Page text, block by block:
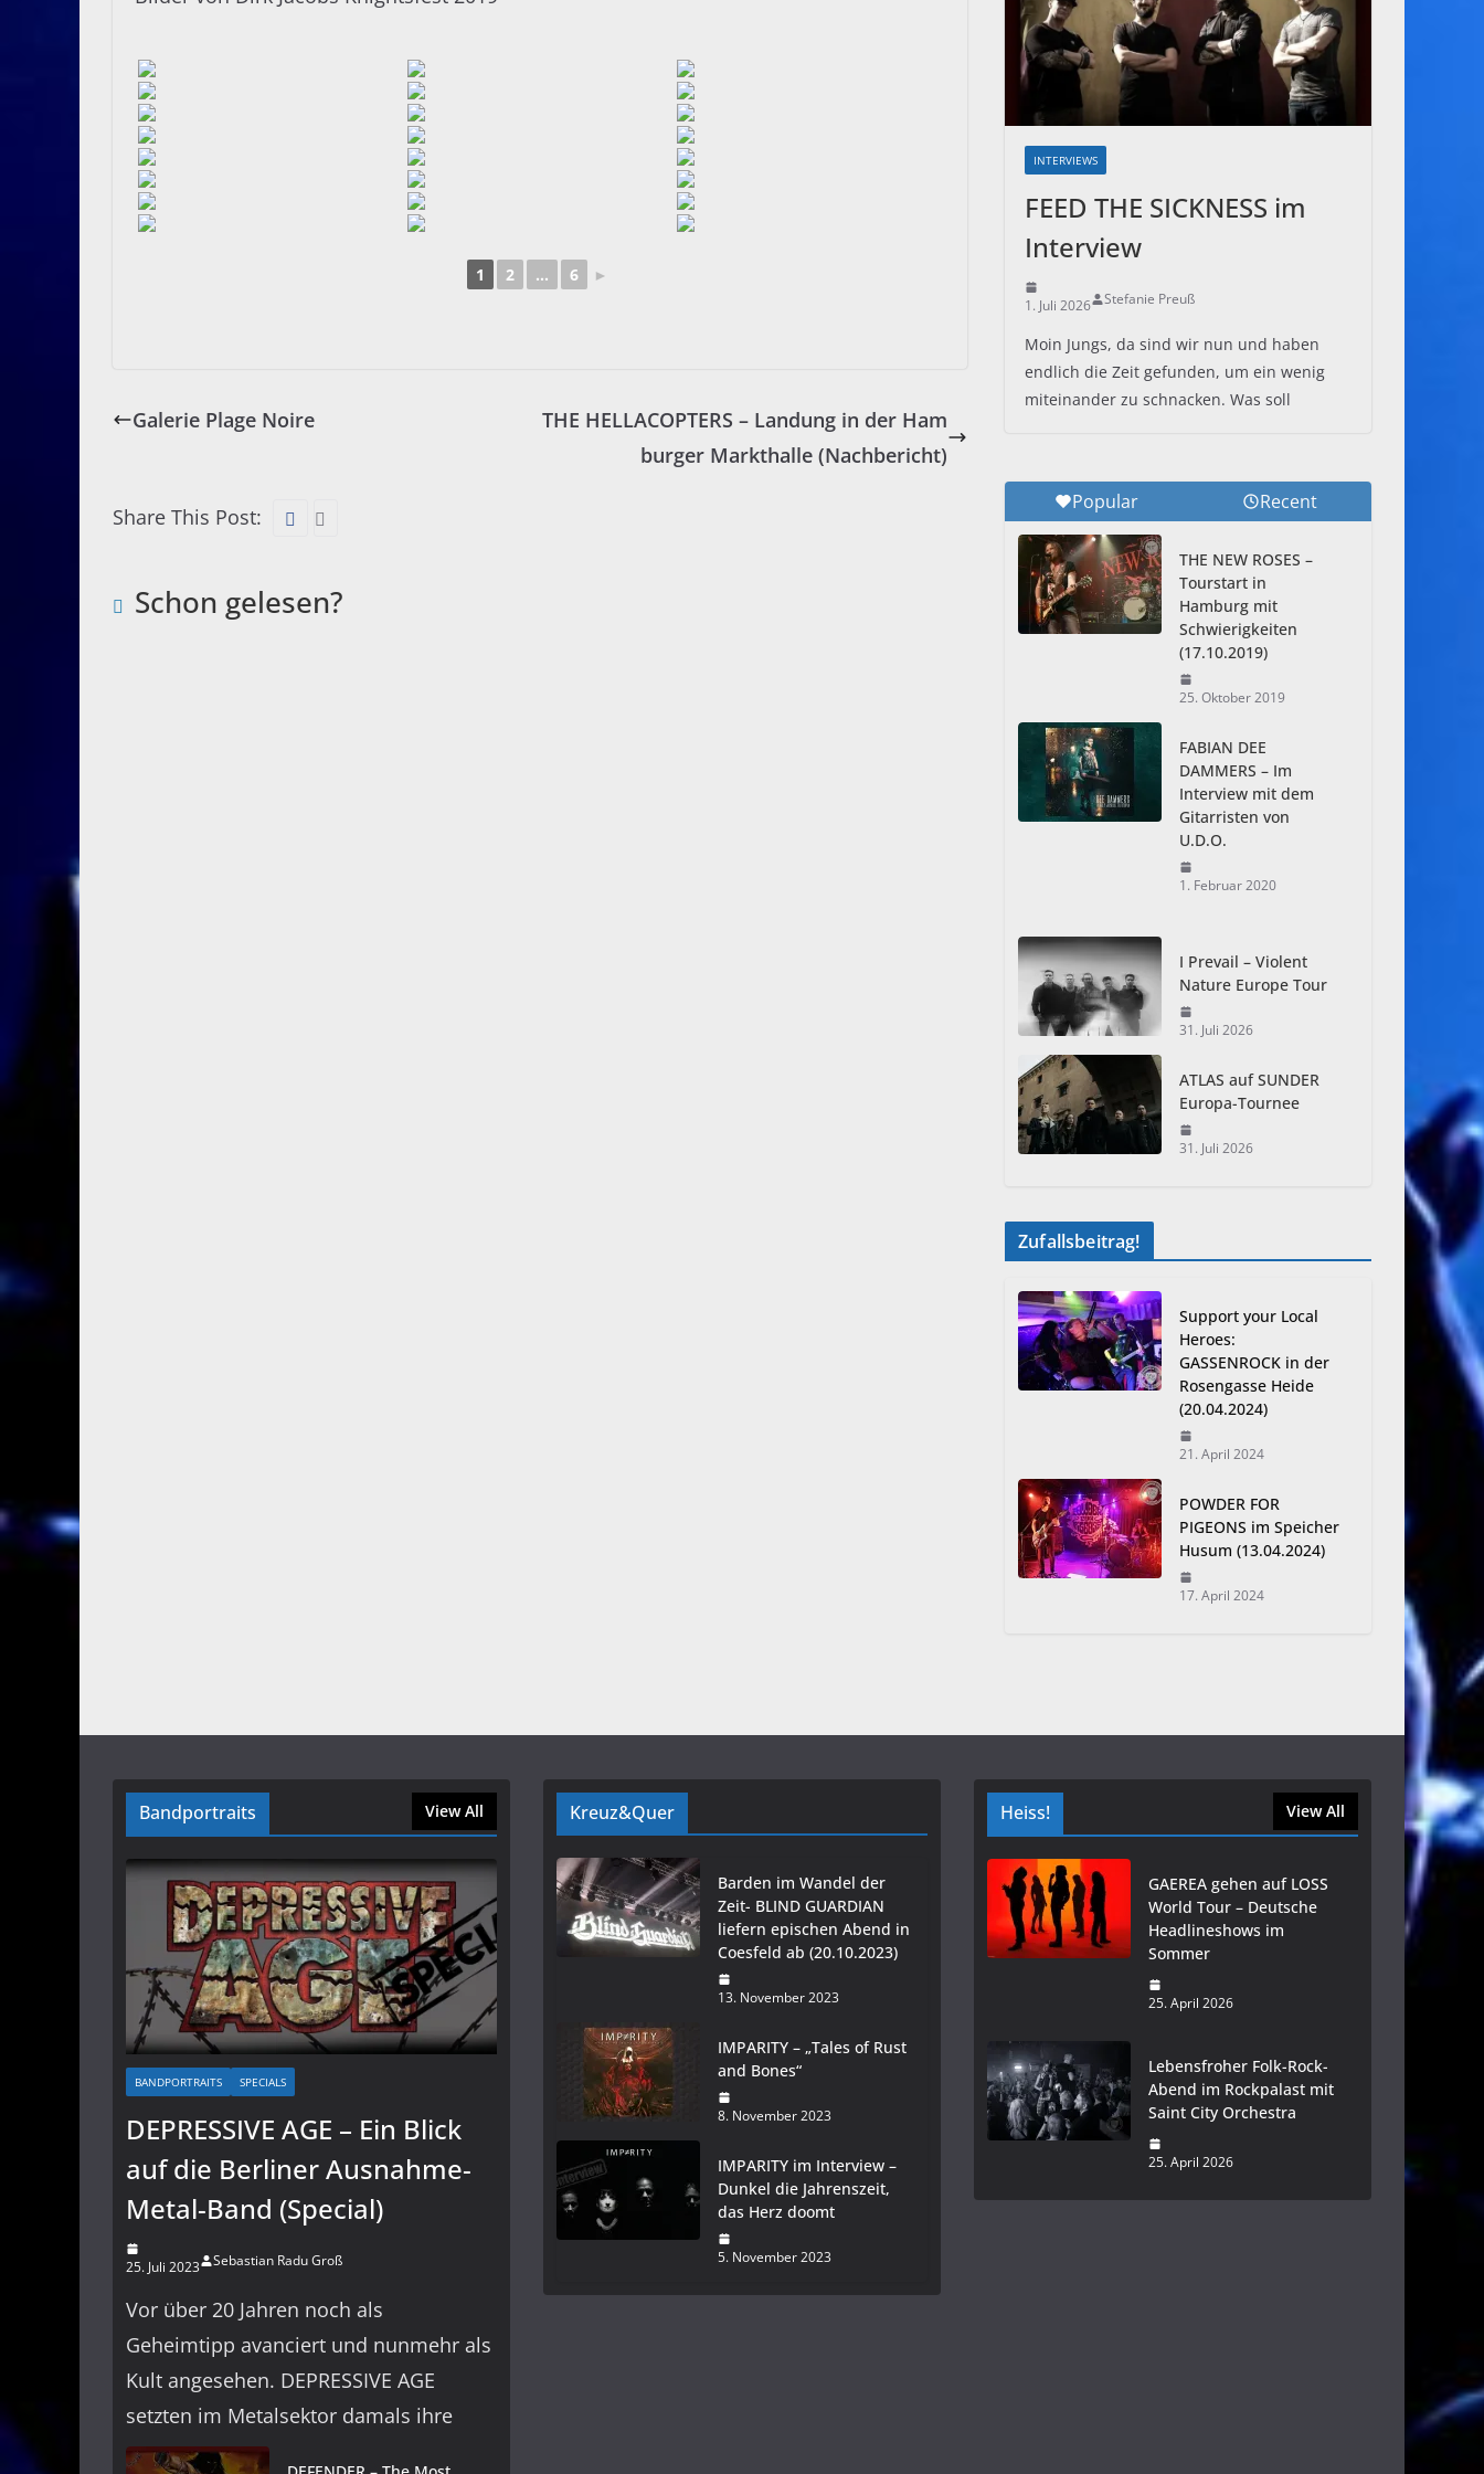
1 2 ... 6 ►
Galerie Plage Noire
THE HELLACOPTERS – Landung in der Ham
burger Markthalle (Nachbericht)
Share This Post:
Schon gelesen?
INTERVIEWS
FEED THE SICKNESS im
Interview
1. Juli 2026 Stefanie Preuß
Moin Jungs, da sind wir nun und haben
endlich die Zeit gefunden, um ein wenig
miteinander zu schnacken. Was soll
Popular Recent
THE NEW ROSES –
Tourstart in
Hamburg mit
Schwierigkeiten
(17.10.2019)
25. Oktober 2019
FABIAN DEE
DAMMERS – Im
Interview mit dem
Gitarristen von
U.D.O.
1. Februar 2020
I Prevail – Violent
Nature Europe Tour
31. Juli 2026
ATLAS auf SUNDER
Europa-Tournee
31. Juli 2026
Zufallsbeitrag!
Support your Local
Heroes:
GASSENROCK in der
Rosengasse Heide
(20.04.2024)
21. April 2024
POWDER FOR
PIGEONS im Speicher
Husum (13.04.2024)
17. April 2024
Bandportraits View All
BANDPORTRAITS SPECIALS
DEPRESSIVE AGE – Ein Blick
auf die Berliner Ausnahme-
Metal-Band (Special)
25. Juli 2023 Sebastian Radu Groß
Vor über 20 Jahren noch als
Geheimtipp avanciert und nunmehr als
Kult angesehen. DEPRESSIVE AGE
setzten im Metalsektor damals ihre
Kreuz&Quer
Barden im Wandel der
Zeit- BLIND GUARDIAN
liefern epischen Abend in
Coesfeld ab (20.10.2023)
13. November 2023
IMPARITY – „Tales of Rust
and Bones“
8. November 2023
IMPARITY im Interview –
Dunkel die Jahrenszeit,
das Herz doomt
5. November 2023
Heiss! View All
GAEREA gehen auf LOSS
World Tour – Deutsche
Headlineshows im
Sommer
25. April 2026
Lebensfroher Folk-Rock-
Abend im Rockpalast mit
Saint City Orchestra
25. April 2026